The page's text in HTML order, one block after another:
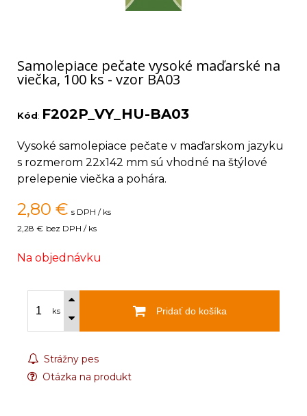
Samolepiace pečate vysoké maďarské na
viečka, 100 ks - vzor BA03
Kód: F202P_VY_HU-BA03
Vysoké samolepiace pečate v maďarskom jazyku
s rozmerom 22x142 mm sú vhodné na štýlové
prelepenie viečka a pohára.
2,80 € s DPH / ks
2,28 € bez DPH / ks
Na objednávku
ks Pridať do košíka
Strážny pes
Otázka na produkt